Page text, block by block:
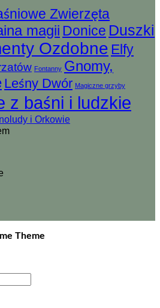
Zwierzęta
magii Donice Duszki
Ozdobne Elfy
Fontanny Gnomy,
Leśny Dwór Magiczne grzyby
z baśni i ludzkie
i Orkowie
Theme